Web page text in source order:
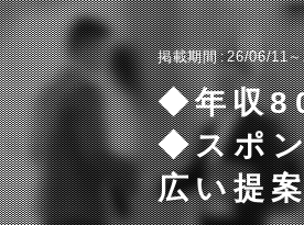
掲載期間 26/06/11
◆年収
◆スポ
広い提